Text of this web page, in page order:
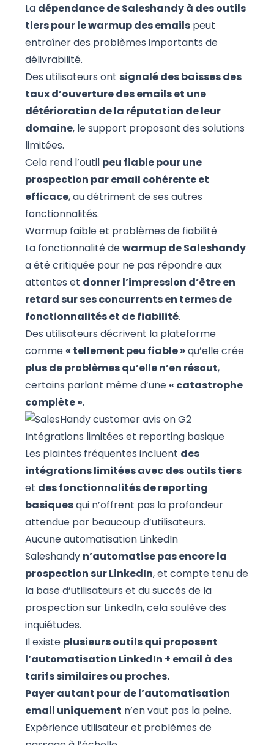
La dépendance de Saleshandy à des outils
tiers pour le warmup des emails peut
entraîner des problèmes importants de
délivrabilité.
Des utilisateurs ont signalé des baisses des
taux d’ouverture des emails et une
détérioration de la réputation de leur
domaine, le support proposant des solutions
limitées.
Cela rend l’outil peu fiable pour une
prospection par email cohérente et
efficace, au détriment de ses autres
fonctionnalités.
Warmup faible et problèmes de fiabilité
La fonctionnalité dewarmup de Saleshandy
a été critiquée pour ne pas répondre aux
attentes et donner l’impression d’être en
retard sur ses concurrents en termes de
fonctionnalités et de fiabilité.
Des utilisateurs décrivent la plateforme
comme « tellement peu fiable » qu’elle crée
plus de problèmes qu’elle n’en résout,
certains parlant même d’une « catastrophe
complète ».
Intégrations limitées et reporting basique
Les plaintes fréquentes incluent des
intégrations limitées avec des outils tiers
et des fonctionnalités de reporting
basiquesqui n’offrent pas la profondeur
attendue par beaucoup d’utilisateurs.
Aucune automatisation LinkedIn
Saleshandy n’automatise pas encore la
prospection sur LinkedIn, et compte tenu de
la base d’utilisateurs et du succès de la
prospection sur LinkedIn, cela soulève des
inquiétudes.
Il existe plusieurs outils qui proposent
l’automatisation LinkedIn + email à des
tarifs similaires ou proches.
Payer autant pour de l’automatisation
email uniquement n’en vaut pas la peine.
Expérience utilisateur et problèmes de